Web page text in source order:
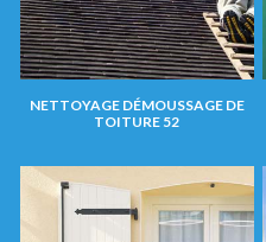
NETTOYAGE DÉMOUSSAGE DE
TOITURE 52